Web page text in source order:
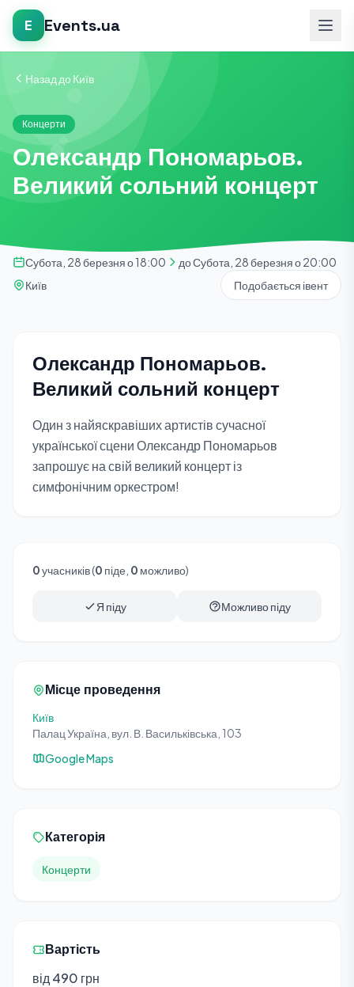
E Events.ua
Назад до Київ
Концерти
Олександр Пономарьов.
Великий сольний концерт
Субота, 28 березня о 18:00
до Субота, 28 березня о 20:00
Київ
Подобається івент
Олександр Пономарьов.
Великий сольний концерт
Один з найяскравіших артистів сучасної
української сцени Олександр Пономарьов
запрошує на свій великий концерт із
симфонічним оркестром!
0учасників (0 піде, 0 можливо)
Я піду Можливо піду
Місце проведення
Київ
Палац Україна, вул. В. Васильківська, 103
Google Maps
Категорія
Концерти
Вартість
від 490 грн